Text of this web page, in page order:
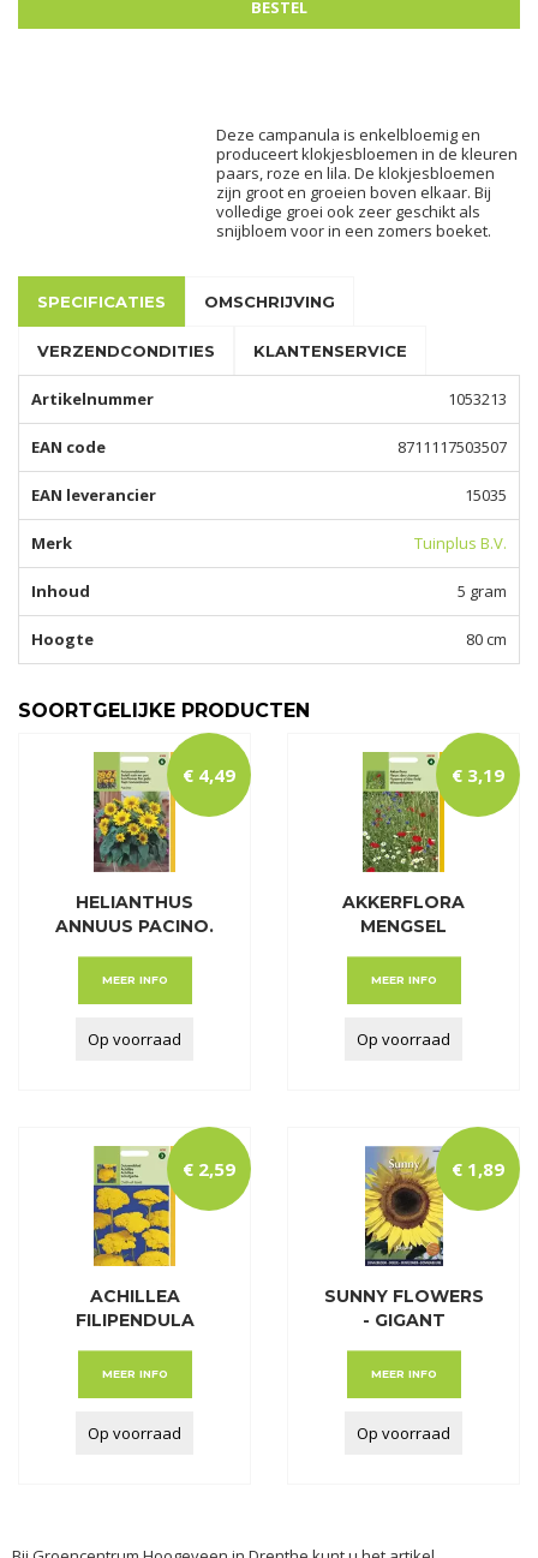
Deze campanula is enkelbloemig en
produceert klokjesbloemen in de kleuren
paars, roze en lila. De klokjesbloemen
zijn groot en groeien boven elkaar. Bij
volledige groei ook zeer geschikt als
snijbloem voor in een zomers boeket.
SPECIFICATIES OMSCHRIJVING
VERZENDCONDITIES KLANTENSERVICE
Artikelnummer 1053213
EAN code 8711117503507
EAN leverancier 15035
Merk Tuinplus B.V.
Inhoud 5 gram
Hoogte 80 cm
SOORTGELIJKE PRODUCTEN
HELIANTHUS
ANNUUS PACINO.
€ 4,49
MEER INFO
Op voorraad
AKKERFLORA
MENGSEL
€ 3,19
MEER INFO
Op voorraad
ACHILLEA
FILIPENDULA
€ 2,59
MEER INFO
Op voorraad
SUNNY FLOWERS
- GIGANT
€ 1,89
MEER INFO
Op voorraad